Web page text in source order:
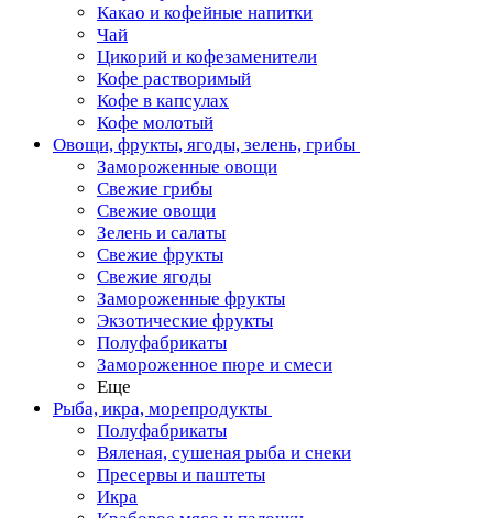
Какао и кофейные напитки
Чай
Цикорий и кофезаменители
Кофе растворимый
Кофе в капсулах
Кофе молотый
Овощи, фрукты, ягоды, зелень, грибы
Замороженные овощи
Свежие грибы
Свежие овощи
Зелень и салаты
Свежие фрукты
Свежие ягоды
Замороженные фрукты
Экзотические фрукты
Полуфабрикаты
Замороженное пюре и смеси
Еще
Рыба, икра, морепродукты
Полуфабрикаты
Вяленая, сушеная рыба и снеки
Пресервы и паштеты
Икра